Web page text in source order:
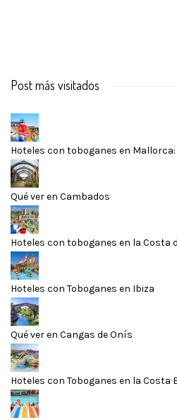
Post más visitados
Hoteles con toboganes en
Qué ver en Cambados
Hoteles con toboganes en la Costa
Hoteles con Toboganes en Ibiza
Qué ver en Cangas de Onís
Hoteles con Toboganes en la Costa